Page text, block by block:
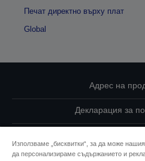
Печат директно върху плат
Global
Адрес на
Декларация за
Използваме „бисквитки“, за да може
да персонализираме съдържанието и